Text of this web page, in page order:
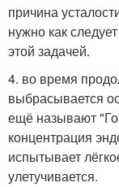
причина
нужно как
этой задачей.
4. во время
выбрасывается
ещё называют
концентрация
испытывает
улетучивается.